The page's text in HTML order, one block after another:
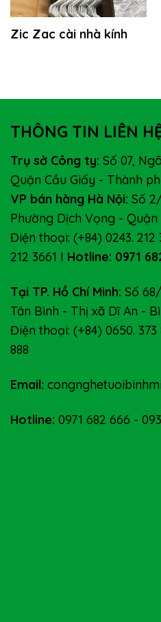
Zic Zac cài nhà kính
THÔNG TIN LIÊN
Trụ sở Công ty: Số 07,
Quận Cầu Giấy - Thành
VP bán hàng Hà Nội: Số
Phường Dịch Vọng - Quận
Điện thoại: (+84) 0243. 212
212 3661 I Hotline: 0971
Tại TP. Hồ Chí Minh: Số
Tân Bình - Thị xã Dĩ An -
Điện thoại: (+84) 0650. 373
888
Email:
Hotline: 0971 682 666 -